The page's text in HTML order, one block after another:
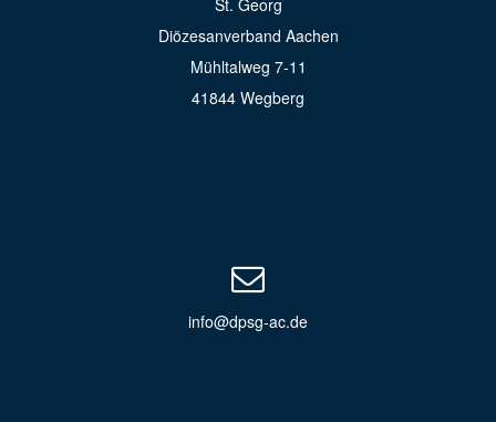
St. Georg
Diözesanverband Aachen
Mühltalweg 7-11
41844 Wegberg
info@dpsg-ac.de